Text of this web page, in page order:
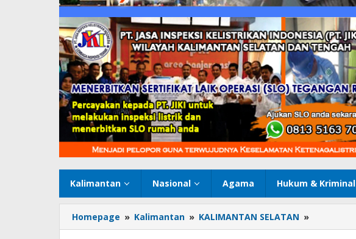
Kalimantan Nasional Agama Hukum & Kriminal
Homepage » Kalimantan » KALIMANTAN SELATAN »
Bunda